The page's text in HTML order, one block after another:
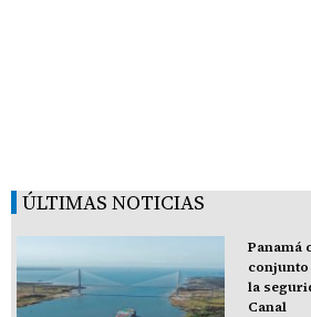
ÚLTIMAS NOTICIAS
Panamá
conjunto
la
Canal